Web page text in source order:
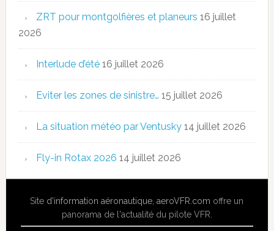
ZRT pour montgolfières et planeurs 16 juillet
2026
Interlude d’été 16 juillet 2026
Eviter les zones de sinistre… 15 juillet 2026
La situation météo par Ventusky 14 juillet 2026
Fly-in Rotax 2026 14 juillet 2026
Site d'information aéronautique ,aeroVFR.com offre un
panorama de l'actualité du pilote VFR.